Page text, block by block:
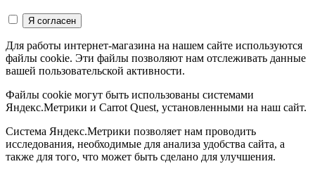
Для работы интернет-магазина на нашем сайте используются
файлы cookie. Эти файлы позволяют нам отслеживать данные
вашей пользовательской активности.
Файлы cookie могут быть использованы системами
Яндекс.Метрики и Carrot Quest, установленными на наш сайт.
Система Яндекс.Метрики позволяет нам проводить
исследования, необходимые для анализа удобства сайта, а
также для того, что может быть сделано для улучшения.